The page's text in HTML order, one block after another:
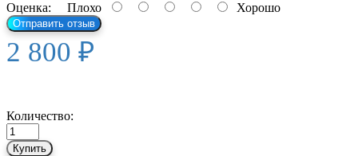
Оценка: Плохо Хорошо
Отправить отзыв
2 800 ₽
Количество:
Купить